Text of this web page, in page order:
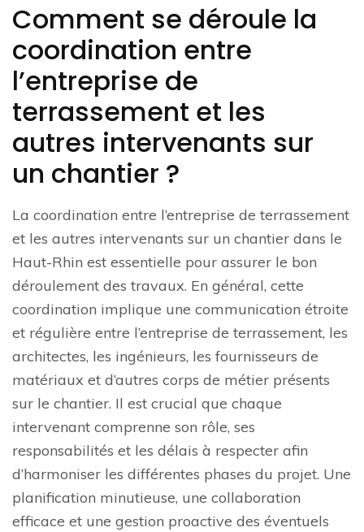
Comment se déroule la
coordination entre
l’entreprise de
terrassement et les
autres intervenants sur
un chantier ?
La coordination entre l’entreprise de terrassement
et les autres intervenants sur un chantier dans le
Haut-Rhin est essentielle pour assurer le bon
déroulement des travaux. En général, cette
coordination implique une communication étroite
et régulière entre l’entreprise de terrassement, les
architectes, les ingénieurs, les fournisseurs de
matériaux et d’autres corps de métier présents
sur le chantier. Il est crucial que chaque
intervenant comprenne son rôle, ses
responsabilités et les délais à respecter afin
d’harmoniser les différentes phases du projet. Une
planification minutieuse, une collaboration
efficace et une gestion proactive des éventuels